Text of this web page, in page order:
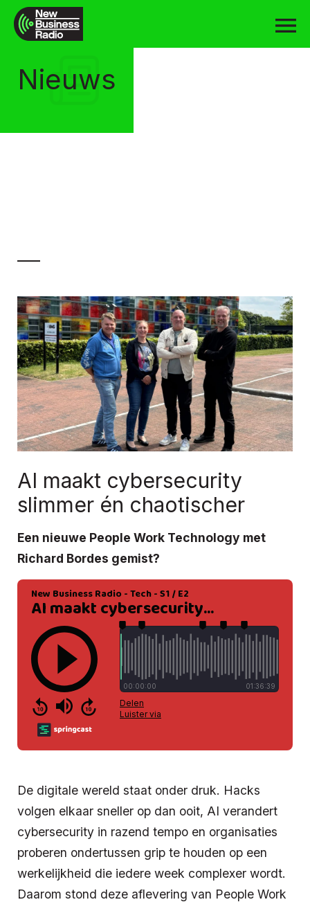
Nieuws
AI maakt cybersecurity
slimmer én chaotischer
Een nieuwe People Work Technology met
Richard Bordes gemist?
De digitale wereld staat onder druk. Hacks
volgen elkaar sneller op dan ooit, AI verandert
cybersecurity in razend tempo en organisaties
proberen ondertussen grip te houden op een
werkelijkheid die iedere week complexer wordt.
Daarom stond deze aflevering van People Work